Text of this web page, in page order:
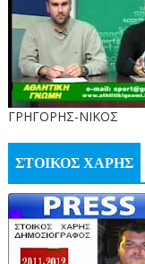
ΓΡΗΓΟΡΗΣ-ΝΙΚΟΣ
ΣΤΟΙΚΟΣ ΧΑΡΗΣ